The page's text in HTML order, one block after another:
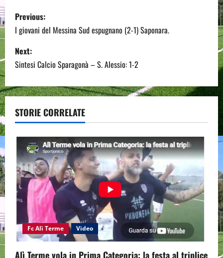
P
o
s
t
n
a
v
i
g
a
t
i
Previous:
I giovani del Messina Sud espugnano (2-1) Saponara.
Next:
Sintesi Calcio Sparagonà – S. Alessio: 1-2
STORIE CORRELATE
Fc Alì Terme Video
Alì Terme vola in Prima Categoria: la festa al triplice